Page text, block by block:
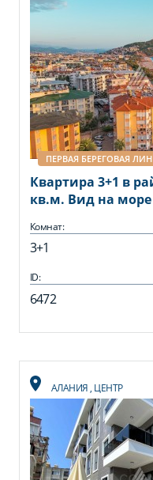
ПЕРВАЯ БЕРЕГОВАЯ
Квартира 3+1 в
кв.м. Вид на море
Комнат:
3+1
ID:
6472
АЛАНИЯ, ЦЕНТР